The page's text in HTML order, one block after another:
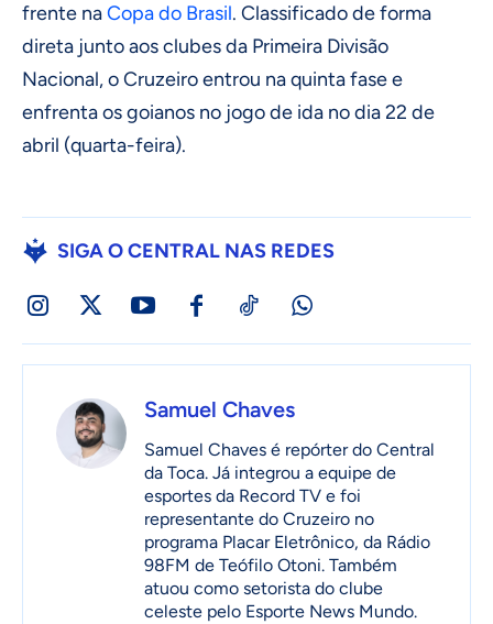
frente naCopa do Brasil. Classificado de forma
direta junto aos clubes da Primeira Divisão
Nacional, o Cruzeiro entrou na quinta fase e
enfrenta os goianos no jogo de ida no dia 22 de
abril (quarta-feira).
SIGA O CENTRAL NAS REDES
Samuel Chaves
Samuel Chaves é repórter do Central
da Toca. Já integrou a equipe de
esportes da Record TV e foi
representante do Cruzeiro no
programa Placar Eletrônico, da Rádio
98FM de Teófilo Otoni. Também
atuou como setorista do clube
celeste pelo Esporte News Mundo.